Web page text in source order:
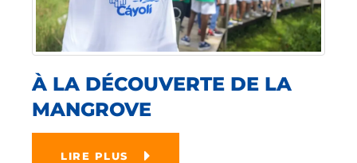
À LA DÉCOUVERTE DE LA
MANGROVE
LIRE PLUS